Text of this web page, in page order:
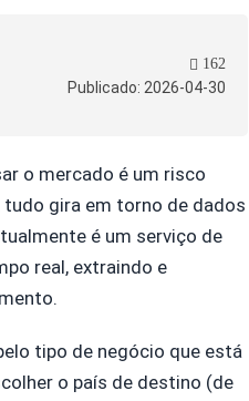
Publicado: 2026-04-30
162
o mercado é um risco
tudo gira em torno de dados
é um serviço de
real, extraindo e
tipo de negócio que está
o país de destino (de